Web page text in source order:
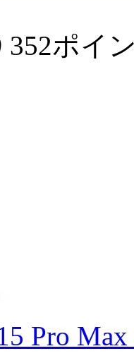
352ポイ
Pro